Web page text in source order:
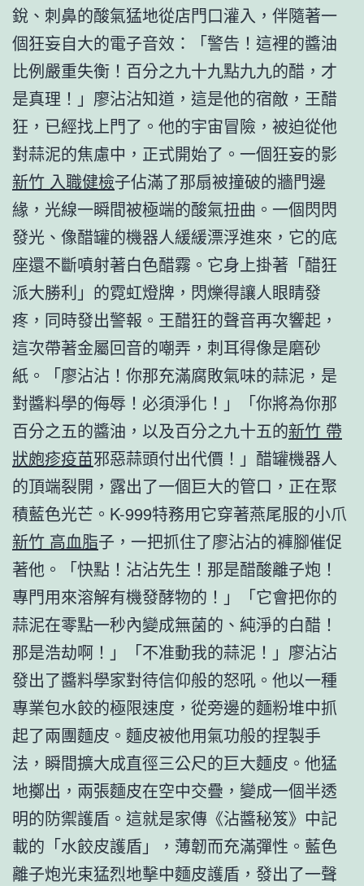
銳、刺鼻的酸氣猛地從店門口灌入，伴隨著一
個狂妄自大的電子音效：「警告！這裡的醬油
比例嚴重失衡！百分之九十九點九九的醋，才
是真理！」廖沾沾知道，這是他的宿敵，王醋
狂，已經找上門了。他的宇宙冒險，被迫從他
對蒜泥的焦慮中，正式開始了。一個狂妄的影
新竹 入職健檢子佔滿了那扇被撞破的牆門邊
緣，光線一瞬間被極端的酸氣扭曲。一個閃閃
發光、像醋罐的機器人緩緩漂浮進來，它的底
座還不斷噴射著白色醋霧。它身上掛著「醋狂
派大勝利」的霓虹燈牌，閃爍得讓人眼睛發
疼，同時發出警報。王醋狂的聲音再次響起，
這次帶著金屬回音的嘲弄，刺耳得像是磨砂
紙。「廖沾沾！你那充滿腐敗氣味的蒜泥，是
對醬料學的侮辱！必須淨化！」「你將為你那
百分之五的醬油，以及百分之九十五的新竹 帶
狀皰疹疫苗邪惡蒜頭付出代價！」醋罐機器人
的頂端裂開，露出了一個巨大的管口，正在聚
積藍色光芒。K-999特務用它穿著燕尾服的小爪
新竹 高血脂子，一把抓住了廖沾沾的褲腳催促
著他。「快點！沾沾先生！那是醋酸離子炮！
專門用來溶解有機發酵物的！」「它會把你的
蒜泥在零點一秒內變成無菌的、純淨的白醋！
那是浩劫啊！」「不准動我的蒜泥！」廖沾沾
發出了醬料學家對待信仰般的怒吼。他以一種
專業包水餃的極限速度，從旁邊的麵粉堆中抓
起了兩團麵皮。麵皮被他用氣功般的捏製手
法，瞬間擴大成直徑三公尺的巨大麵皮。他猛
地擲出，兩張麵皮在空中交疊，變成一個半透
明的防禦護盾。這就是家傳《沾醬秘笈》中記
載的「水餃皮護盾」，薄韌而充滿彈性。藍色
離子炮光束猛烈地擊中麵皮護盾，發出了一聲